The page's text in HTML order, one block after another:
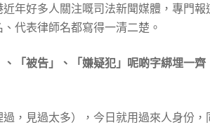
年好多人關注嘅司法新聞媒體，專門報
代表律師名都寫得一清二楚。
「被告」、「嫌疑犯」呢啲字綁埋一
，見過太多），今日就用過來人身份，